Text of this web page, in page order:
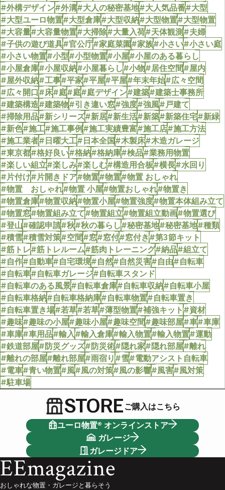
#外構デザイン#外溝#大人の秘密基地#大人気品番#大型
#大型ユーロ物置#大型倉庫#大型収納#大型物置#大型物置
#大容量#大容量物置#大掃除#大量入荷#天体観測#夫婦
#子供の遊び道具#官公庁#家庭菜園#家族#小さい#小さい庭
#小さい物置#小型#小型物置#小屋#小屋のある暮らし
#小屋倉庫#小屋収納#小屋暮らし#小物#居住空間#屋内
#屋外収納#工事#平家#平屋#平屋#年末年始#広々空間
#広々開口#床#庭#庭#庭デザイン#建築#建築士事務所
#建築構造#建築物#引き違い窓#強度#強風#戸建て
#掃除用品#新シリーズ#新居#新生活#新築#新築住宅#新緑
#新色#施工#施工事例#施工実績豊富#施工店#施工方法
#施工業者#日曜大工#日本全国#木製床#木造ガレージ
#東京都#格好良い#格納#格納庫#検品#業務用物置
#楽しい組立#楽しみ#楽しむ#構造用合板#横長#水回り
#片付け#片開きドア#物置#物置#物置 おしゃれ
#物置 おしゃれ#物置 小屋#物置おしゃれ#物置き
#物置倉庫#物置収納#物置小屋#物置強度#物置本体組み立て
#物置窓#物置組み立て#物置組立#物置組立動画#物置選び
#登山#確認申請#秋#秋の暮らし#秘密基地#秘密基地#種類
#積雪#積雪対策#空間#窓#窓付#窓付き#第3節キット
#筋トレ#筋トレルーム#筋肉トレーニング#納品#組立て
#自作#自動車#自宅環境#自然#自然災害#自由#自転車
#自転車#自転車ガレージ#自転車スタンド
#自転車のある風景#自転車倉庫#自転車収納#自転車小屋
#自転車格納#自転車格納庫#自転車物置#自転車置き
#自転車置き場#若草#若草#薄型物置#補強キット#資材
#趣味#趣味の小屋#趣味小屋#趣味空間#趣味部屋#車#車庫
#車庫#車用品#輸入#輸入倉庫#輸入物置#輸入物置#運動
#鉄道部屋#防災グッズ#防災術#隠れ家#隠れ部屋#離れ
#離れの部屋#離れ部屋#雨宿り#雪#電動アシスト自転車
#電車#青い物置#風#風の対策#風の影響#風害#風対策
#駐車場
STOREご購入はこちら
ユーロ物置® オンラインストア
ガレージ
ガレージドア
EEmagazine
おしゃれな物置・ガレージと暮らそう